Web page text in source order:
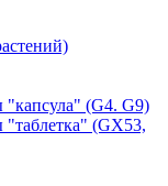
(G4. G9)
(GX53,